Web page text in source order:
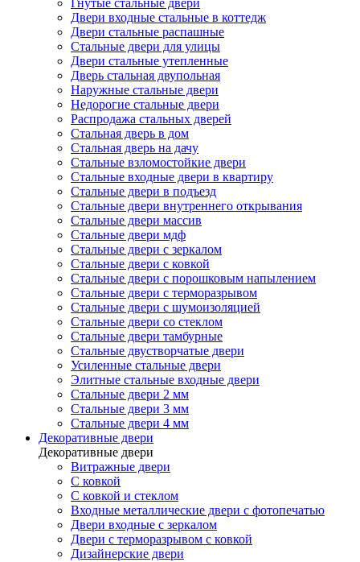
Гнутые стальные двери
Двери входные стальные в коттедж
Двери стальные распашные
Стальные двери для улицы
Двери стальные утепленные
Дверь стальная двупольная
Наружные стальные двери
Недорогие стальные двери
Распродажа стальных дверей
Стальная дверь в дом
Стальная дверь на дачу
Стальные взломостойкие двери
Стальные входные двери в квартиру
Стальные двери в подъезд
Стальные двери внутреннего открывания
Стальные двери массив
Стальные двери мдф
Стальные двери с зеркалом
Стальные двери с ковкой
Стальные двери с порошковым напылением
Стальные двери с терморазрывом
Стальные двери с шумоизоляцией
Стальные двери со стеклом
Стальные двери тамбурные
Стальные двустворчатые двери
Усиленные стальные двери
Элитные стальные входные двери
Стальные двери 2 мм
Стальные двери 3 мм
Стальные двери 4 мм
Декоративные двери
Декоративные двери
Витражные двери
С ковкой
С ковкой и стеклом
Входные металлические двери с фотопечатью
Двери входные с зеркалом
Двери с терморазрывом с ковкой
Дизайнерские двери